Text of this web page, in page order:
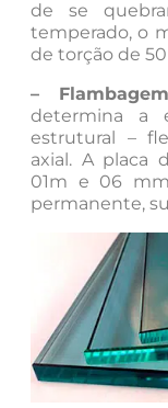
de se
temperado, o
de torção de
–
determina a
estrutural –
axial. A placa
01m e 06
permanente,